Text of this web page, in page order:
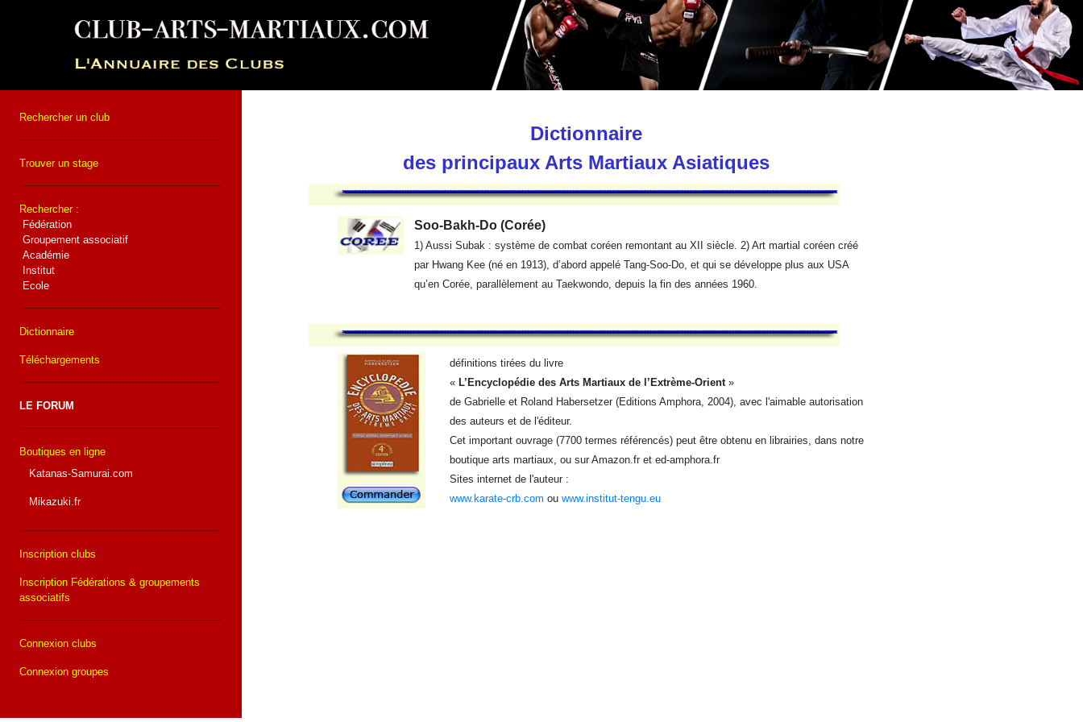
Rechercher un club
Trouver un stage
Rechercher :
Fédération
Groupement associatif
Académie
Institut
Ecole
Dictionnaire
Téléchargements
LE FORUM
Boutiques en ligne
Katanas-Samurai.com
Mikazuki.fr
Inscription clubs
Inscription Fédérations & groupements
associatifs
Connexion clubs
Connexion groupes
Dictionnaire
des principaux Arts Martiaux Asiatiques
Soo-Bakh-Do (Corée)
1) Aussi Subak : système de combat coréen remontant au XII siècle. 2) Art martial coréen créé
par Hwang Kee (né en 1913), d’abord appelé Tang-Soo-Do, et qui se développe plus aux USA
qu’en Corée, parallèlement au Taekwondo, depuis la fin des années 1960.
définitions tirées du livre
« L’Encyclopédie des Arts Martiaux de l’Extrème-Orient»
de Gabrielle et Roland Habersetzer (Editions Amphora, 2004), avec l'aimable autorisation
des auteurs et de l'éditeur.
Cet important ouvrage (7700 termes référencés) peut être obtenu en librairies, dans notre
boutique arts martiaux, ou sur Amazon.fr et ed-amphora.fr
Sites internet de l'auteur :
www.karate-crb.com ou www.institut-tengu.eu